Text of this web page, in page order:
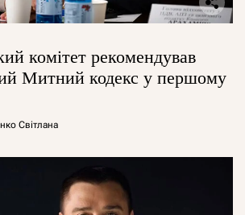
комітет рекомендував
Митний кодекс у першому
Світлана